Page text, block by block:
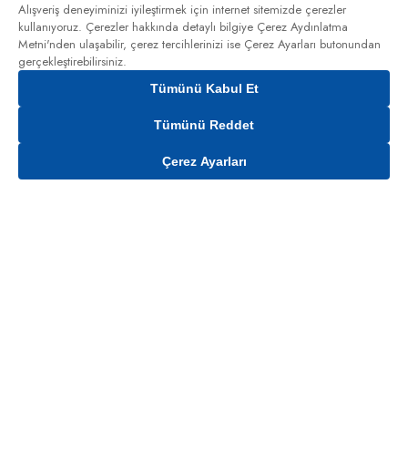
Sepete Ekle
Alışveriş deneyiminizi iyileştirmek için internet sitemizde çerezler
kullanıyoruz. Çerezler hakkında detaylı bilgiye Çerez Aydınlatma
Metni'nden ulaşabilir, çerez tercihlerinizi ise Çerez Ayarları butonundan
gerçekleştirebilirsiniz.
Tümünü Kabul Et
Tümünü Reddet
Çerez Ayarları